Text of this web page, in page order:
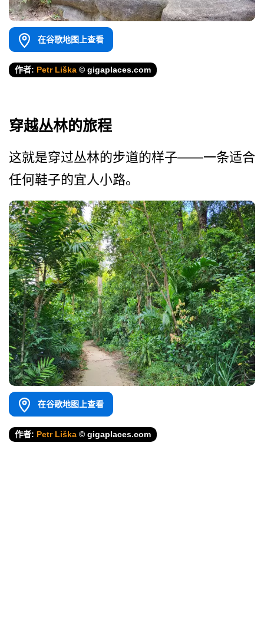
在谷歌地图上查看
作者: Petr Liška © gigaplaces.com
穿越丛林的旅程
这就是穿过丛林的步道的样子——一条适合
任何鞋子的宜人小路。
在谷歌地图上查看
作者: Petr Liška © gigaplaces.com